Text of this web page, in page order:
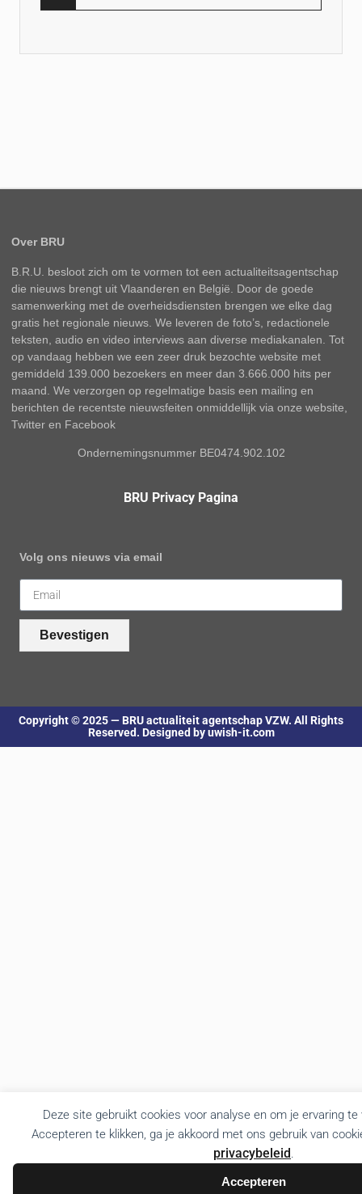
Deze site gebruikt cookies voor analyse en om je ervaring
Accepteren te klikken, ga je akkoord met ons gebruik van
privacybeleid.
Accepteren
Over BRU
B.R.U. besloot zich om te vormen tot een actualiteitsagentschap
die nieuws brengt uit Vlaanderen en België. Door de goede
samenwerking met de overheidsdiensten brengen we elke dag
gratis het regionale nieuws. We leveren de foto’s, redactionele
teksten, audio en video interviews aan diverse mediakanalen. Tot
op vandaag hebben we een zeer druk bezochte website met
gemiddeld 139.000 bezoekers en meer dan 3.666.000 hits per
maand. We verzorgen op regelmatige basis een mailing en
berichten de recentste nieuwsfeiten onmiddellijk via onze website,
Twitter en Facebook
Ondernemingsnummer BE0474.902.102
BRU Privacy Pagina
Volg ons nieuws via email
Bevestigen
Copyright © 2025 — BRU actualiteit agentschap VZW. All Rights
Reserved. Designed by uwish-it.com